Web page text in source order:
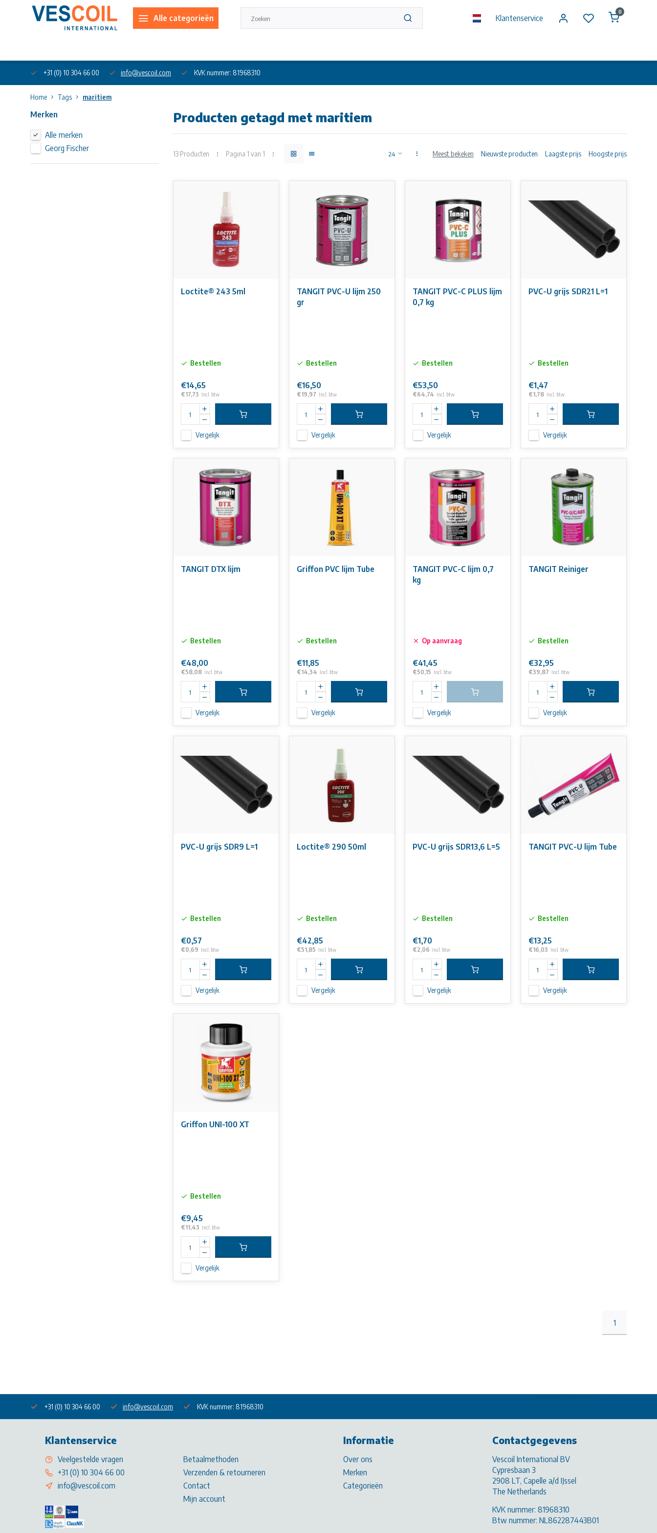
Alle categorieën Klantenservice
0
+31 (0) 10 304 66 00 info@vescoil.com KVK nummer: 81968310
Home Tags maritiem
Merken
Alle merken
Georg Fischer
Producten getagd met maritiem
13 Producten Pagina 1 van 1 Meest bekeken Nieuwste producten Laagste prijs Hoogste prijs
Loctite® 243 5ml
Bestellen
€14,65
€17,73 Incl. btw
Vergelijk
TANGIT PVC-U lijm 250
gr
Bestellen
€16,50
€19,97 Incl. btw
Vergelijk
TANGIT PVC-C PLUS lijm
0,7 kg
Bestellen
€53,50
€64,74 Incl. btw
Vergelijk
PVC-U grijs SDR21 L=1
Bestellen
€1,47
€1,78 Incl. btw
Vergelijk
TANGIT DTX lijm
Bestellen
€48,00
€58,08 Incl. btw
Vergelijk
Griffon PVC lijm Tube
Bestellen
€11,85
€14,34 Incl. btw
Vergelijk
TANGIT PVC-C lijm 0,7
kg
Op aanvraag
€41,45
€50,15 Incl. btw
Vergelijk
TANGIT Reiniger
Bestellen
€32,95
€39,87 Incl. btw
Vergelijk
PVC-U grijs SDR9 L=1
Bestellen
€0,57
€0,69 Incl. btw
Vergelijk
Loctite® 290 50ml
Bestellen
€42,85
€51,85 Incl. btw
Vergelijk
PVC-U grijs SDR13,6 L=5
Bestellen
€1,70
€2,06 Incl. btw
Vergelijk
TANGIT PVC-U lijm Tube
Bestellen
€13,25
€16,03 Incl. btw
Vergelijk
Griffon UNI-100 XT
Bestellen
€9,45
€11,43 Incl. btw
Vergelijk
1
+31 (0) 10 304 66 00 info@vescoil.com KVK nummer: 81968310
Klantenservice
Veelgestelde vragen
+31 (0) 10 304 66 00
info@vescoil.com
Betaalmethoden
Verzenden & retourneren
Contact
Mijn account
Informatie
Over ons
Merken
Categorieën
Contactgegevens
Vescoil International BV
Cypresbaan 3
2908 LT, Capelle a/d IJssel
The Netherlands
KVK nummer: 81968310
Btw nummer: NL862287443B01